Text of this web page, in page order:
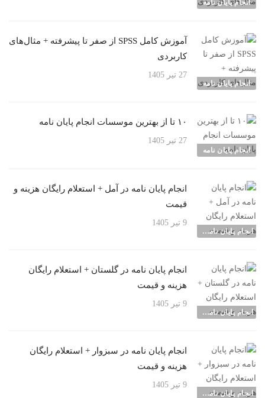
انجام پایان نامه
انجام پایان نامه
آموزش کامل SPSS از صفر تا پیشرفته + مثال‌های
کاربردی
27 تیر 1405
انجام پایان نامه
۱۰ تا از بهترین موسسات انجام پایان نامه
27 تیر 1405
انجام پایان نامه شهرها
انجام پایان نامه در آمل + استعلام رایگان هزینه و
قیمت
9 تیر 1405
انجام پایان نامه شهرها
انجام پایان نامه در گلستان + استعلام رایگان
هزینه و قیمت
9 تیر 1405
انجام پایان نامه شهرها
انجام پایان نامه در سبزوار + استعلام رایگان
هزینه و قیمت
9 تیر 1405